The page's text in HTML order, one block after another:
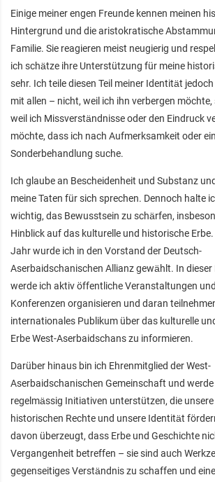
Einige meiner engen Freunde kennen meinen
Hintergrund und die aristokratische
Familie. Sie reagieren meist neugierig und
ich schätze ihre Unterstützung für meine
sehr. Ich teile diesen Teil meiner Identität
mit allen – nicht, weil ich ihn verbergen möchte,
weil ich Missverständnisse oder den Eindruck
möchte, dass ich nach Aufmerksamkeit oder
Sonderbehandlung suche.
Ich glaube an Bescheidenheit und Substanz
meine Taten für sich sprechen. Dennoch halte
wichtig, das Bewusstsein zu schärfen,
Hinblick auf das kulturelle und historische
Jahr wurde ich in den Vorstand der Deutsch-
Aserbaidschanischen Allianz gewählt. In dieser
werde ich aktiv öffentliche Veranstaltungen und
Konferenzen organisieren und daran
internationales Publikum über das kulturelle
Erbe West-Aserbaidschans zu informieren.
Darüber hinaus bin ich Ehrenmitglied der West-
Aserbaidschanischen Gemeinschaft und werde
regelmässig Initiativen unterstützen, die unsere
historischen Rechte und unsere Identität
davon überzeugt, dass Erbe und Geschichte
Vergangenheit betreffen – sie sind auch
gegenseitiges Verständnis zu schaffen und eine